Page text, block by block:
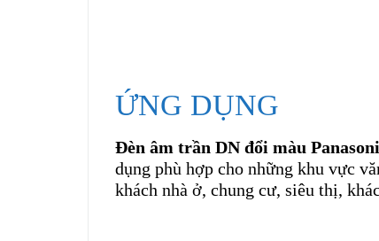
ỨNG DỤNG
Đèn âm trần DN đổi màu
dụng phù hợp cho những khu vực
khách nhà ở, chung cư, siêu thị,